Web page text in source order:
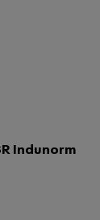
Indunorm